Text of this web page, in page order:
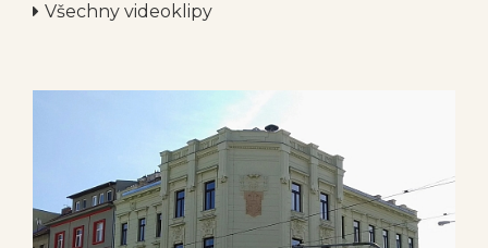
Všechny videoklipy